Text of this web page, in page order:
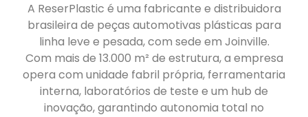
A ReserPlastic é uma fabricante e distribuidora
brasileira de peças automotivas plásticas para
linha leve e pesada, com sede em Joinville.
Com mais de 13.000 m² de estrutura, a empresa
opera com unidade fabril própria, ferramentaria
interna, laboratórios de teste e um hub de
inovação, garantindo autonomia total no